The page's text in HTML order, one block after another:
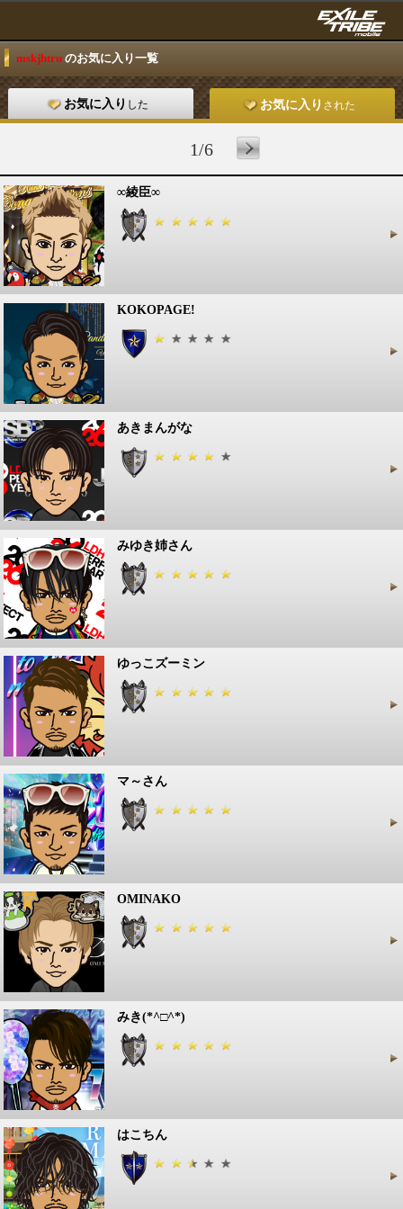
mskjhtru のお気に入り一覧
お気に入り した お気に入り された
1/6
∞綾臣∞
KOKOPAGE!
あきまんがな
みゆき姉さん
ゆっこズーミン
マ～さん
OMINAKO
みき(*^□^*)
はこちん